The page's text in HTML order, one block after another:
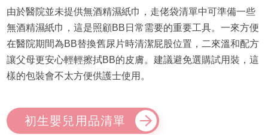
由於醫院並未提供無酒精濕紙巾，走佬袋清單中可準備一些
無酒精濕紙巾，這是照顧BB日常需要的重要工具。一來方便
在醫院期間為BB替換舊尿片時清潔屁股位置，二來溫和配方
讓父母更安心輕輕擦拭BB的皮膚。建議避免選購試用裝，這
樣的包裝會不太方便供護士使用。
初生嬰兒用品清單